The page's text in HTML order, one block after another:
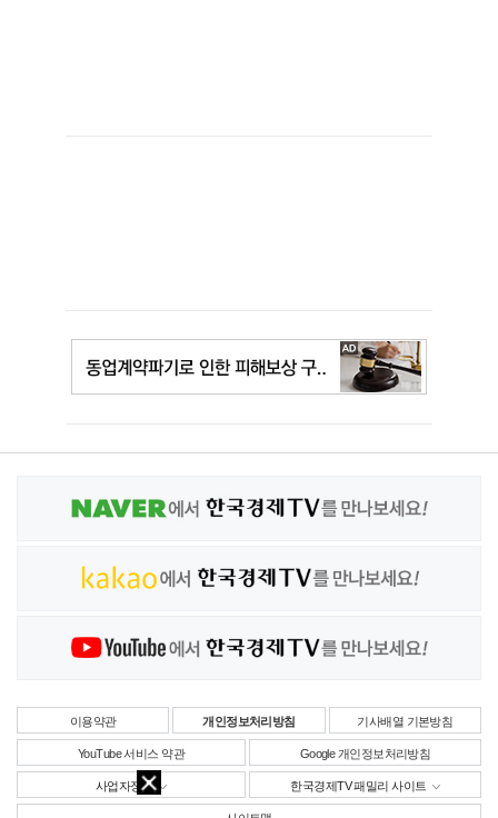
이용약관 개인정보처리방침 기사배열 기본방침
YouTube 서비스 약관 Google 개인정보처리방침
사업자정보 한국경제TV 패밀리 사이트